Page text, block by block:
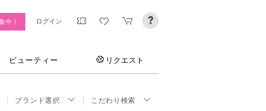
中！ ログイン
ビューティー リクエスト
ブランド選択 こだわり検索